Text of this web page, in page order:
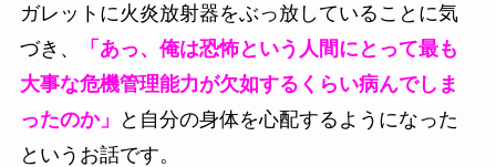
ガレットに火炎放射器をぶっ放していることに気
づき、
「あっ、俺は恐怖という人間にとって最も
大事な危機管理能力が欠如するくらい病んでしま
ったのか」
と自分の身体を心配するようになった
というお話です。